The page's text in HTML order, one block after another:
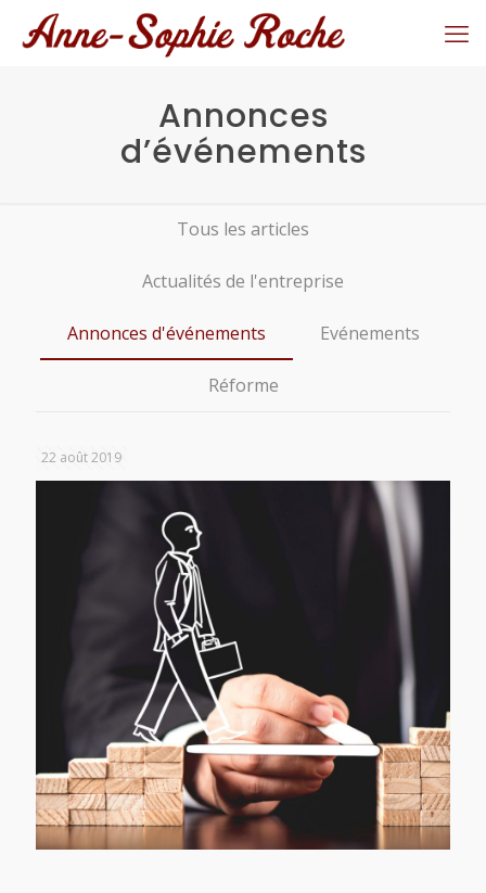
Annonces
d’événements
Tous les articles
Actualités de l'entreprise
Annonces d'événements Evénements
Réforme
22 août 2019